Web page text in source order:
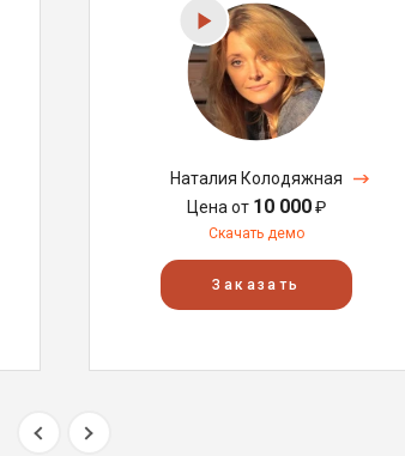
Наталия Колодяжная
Цена от 10 000₽
Скачать демо
Заказать